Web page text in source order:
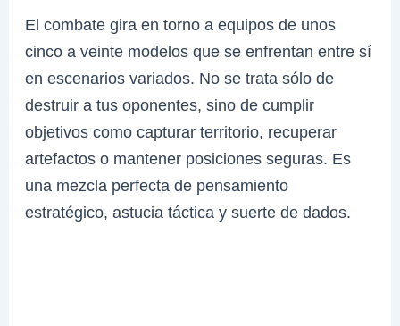
El combate gira en torno a equipos de unos
cinco a veinte modelos que se enfrentan entre sí
en escenarios variados. No se trata sólo de
destruir a tus oponentes, sino de cumplir
objetivos como capturar territorio, recuperar
artefactos o mantener posiciones seguras. Es
una mezcla perfecta de pensamiento
estratégico, astucia táctica y suerte de dados.